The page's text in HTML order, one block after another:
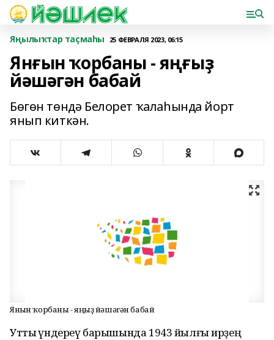
Яңылыҡтар таҫмаһы 25 ФЕВРАЛЯ 2023, 06:15
Янғын ҡорбаны - яңғыҙ
йәшәгән бабай
Бөгөн төндә Белорет ҡалаһында йорт
янып киткән.
Янғын ҡорбаны - яңғыҙ йәшәгән бабай
Утты һүндереү барышында 1943 йылғы ирҙең